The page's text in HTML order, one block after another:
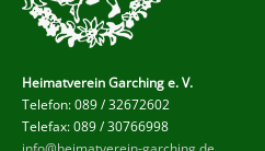
Heimatverein Garching e. V.
Telefon: 089 / 32672602
Telefax: 089 / 30766998